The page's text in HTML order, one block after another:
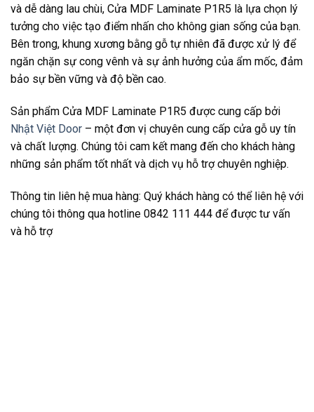
và dễ dàng lau chùi, Cửa MDF Laminate P1R5 là lựa chọn lý
tưởng cho việc tạo điểm nhấn cho không gian sống của bạn.
Bên trong, khung xương bằng gỗ tự nhiên đã được xử lý để
ngăn chặn sự cong vênh và sự ảnh hưởng của ẩm mốc, đảm
bảo sự bền vững và độ bền cao.
Sản phẩm Cửa MDF Laminate P1R5 được cung cấp bởi
Nhật Việt Door – một đơn vị chuyên cung cấp cửa gỗ uy tín
và chất lượng. Chúng tôi cam kết mang đến cho khách hàng
những sản phẩm tốt nhất và dịch vụ hỗ trợ chuyên nghiệp.
Thông tin liên hệ mua hàng: Quý khách hàng có thể liên hệ với
chúng tôi thông qua hotline 0842 111 444 để được tư vấn
và hỗ trợ